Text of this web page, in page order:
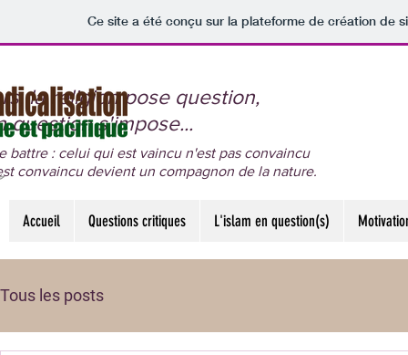
Ce site a été conçu sur la plateforme de création de
la religion pose question,
question s'impose...
battre : celui qui est vaincu n'est pas convaincu
convaincu devient un compagnon de la nature.
Accueil Questions critiques L'islam en question(s)
Tous les posts